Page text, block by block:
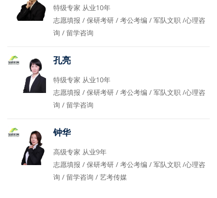
特级专家 从业10年
志愿填报 / 保研考研 / 考公考编 / 军队文职 /心理咨
询 / 留学咨询
孔亮
特级专家 从业10年
志愿填报 / 保研考研 / 考公考编 / 军队文职 /心理咨
询 / 留学咨询
钟华
高级专家 从业9年
志愿填报 / 保研考研 / 考公考编 / 军队文职 /心理咨
询 / 留学咨询 / 艺考传媒